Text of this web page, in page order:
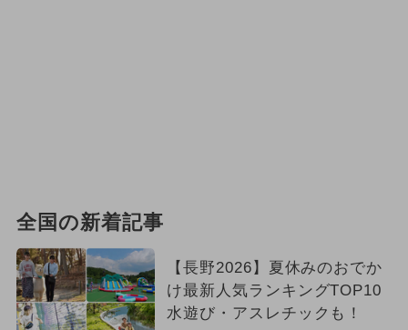
全国の新着記事
【長野2026】夏休みのおでか
け最新人気ランキングTOP10
水遊び・アスレチックも！